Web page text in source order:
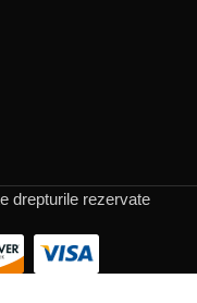
drepturile rezervate